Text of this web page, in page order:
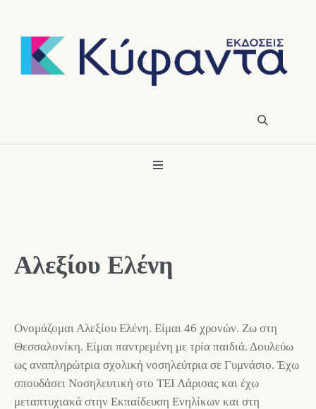
Αλεξίου Ελένη
Ονομάζομαι Αλεξίου Ελένη. Είμαι 46 χρονών. Ζω στη
Θεσσαλονίκη. Είμαι παντρεμένη με τρία παιδιά. Δουλεύω
ως αναπληρώτρια σχολική νοσηλεύτρια σε Γυμνάσιο. Έχω
σπουδάσει Νοσηλευτική στο ΤΕΙ Λάρισας και έχω
μεταπτυχιακά στην Εκπαίδευση Ενηλίκων και στη